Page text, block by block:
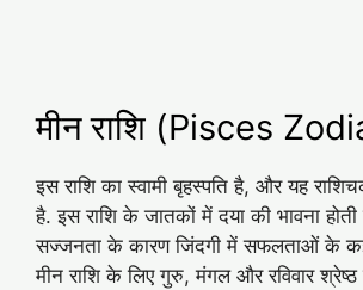
मीन राशि (Pisces
इस राशि का स्वामी बृहस्पति है, और यह
है. इस राशि के जातकों में दया की भावना
सज्‍जनता के कारण जिंदगी में सफलताओं के
मीन राशि के लिए गुरु, मंगल और रविवार